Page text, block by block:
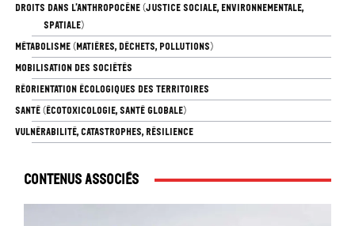
DROITS DANS L’ANTHROPOCÈNE (JUSTICE SOCIALE, ENVIRONNEMENTALE,
SPATIALE)
MÉTABOLISME (MATIÈRES, DÉCHETS, POLLUTIONS)
MOBILISATION DES SOCIÉTÉS
RÉORIENTATION ÉCOLOGIQUES DES TERRITOIRES
SANTÉ (ÉCOTOXICOLOGIE, SANTÉ GLOBALE)
VULNÉRABILITÉ, CATASTROPHES, RÉSILIENCE
Contenus associés